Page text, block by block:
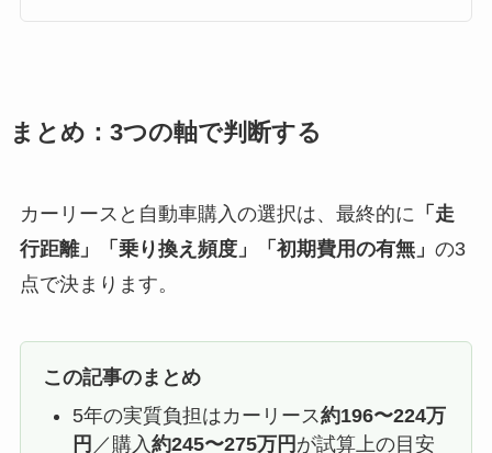
まとめ：3つの軸で判断する
カーリースと自動車購入の選択は、最終的に 「走
行距離」「乗り換え頻度」「初期費用の有無」 の3
点で決まります。
この記事のまとめ
5年の実質負担はカーリース約196〜224万
円 ／購入 約245〜275万円 が試算上の目安